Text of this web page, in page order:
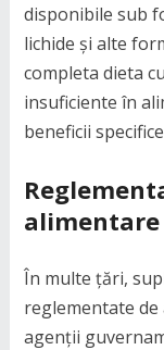
disponibile sub
lichide și alte
completa dieta
insuficiente în
beneficii
alimentare
În multe țări,
reglementate
agenții